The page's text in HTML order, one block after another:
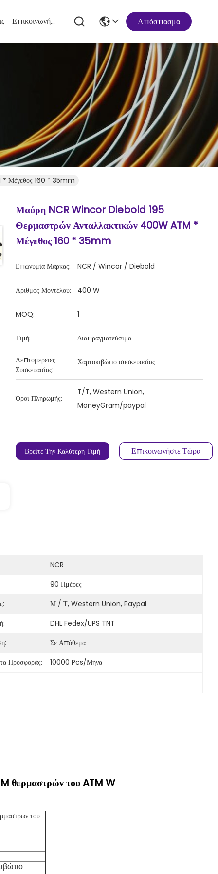
Επικοινωνήστε Μαζί Μας Απόσπασμα
* Μέγεθος 160 * 35mm
Μαύρη NCR Wincor Diebold 195
Θερμαστρών Ανταλλακτικών 400W ATM *
Μέγεθος 160 * 35mm
Επωνυμία Μάρκας: NCR / Wincor / Diebold
Αριθμός Μοντέλου: 400 W
MOQ: 1
Τιμή: Διαπραγματεύσιμα
Λεπτομέρειες
Συσκευασίας:
Χαρτοκιβώτιο συσκευασίας
Όροι Πληρωμής:
T/T, Western Union,
MoneyGram/paypal
Βρείτε Την Καλύτερη Τιμή Επικοινωνήστε Τώρα
NCR
90 Ημέρες
Μ / Τ, Western Union, Paypal
DHL Fedex/UPS TNT
Σε Απόθεμα
Προσφοράς: 10000 Pcs/μήνα
θερμαστρών του ATM W
του